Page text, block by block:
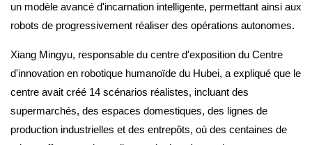
un modèle avancé d'incarnation intelligente, permettant ainsi aux
robots de progressivement réaliser des opérations autonomes.
Xiang Mingyu, responsable du centre d'exposition du Centre
d'innovation en robotique humanoïde du Hubei, a expliqué que le
centre avait créé 14 scénarios réalistes, incluant des
supermarchés, des espaces domestiques, des lignes de
production industrielles et des entrepôts, où des centaines de